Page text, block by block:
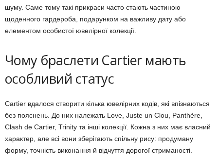
шуму. Саме тому такі прикраси часто стають частиною
щоденного гардероба, подарунком на важливу дату або
елементом особистої ювелірної колекції.
Чому браслети Cartier мають
особливий статус
Cartier вдалося створити кілька ювелірних кодів, які впізнаються
без пояснень. До них належать Love, Juste un Clou, Panthère,
Clash de Cartier, Trinity та інші колекції. Кожна з них має власний
характер, але всі вони зберігають спільну рису: продуману
форму, точність виконання й відчуття дорогої стриманості.